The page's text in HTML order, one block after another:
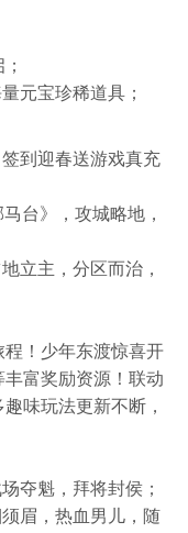
元宝珍稀道具；
到迎春送游戏真充
台》，攻城略地，
立主，分区而治，
程！少年东渡惊喜开
富奖励资源！联动
味玩法更新不断，
夺魁，拜将封侯；
眉，热血男儿，随